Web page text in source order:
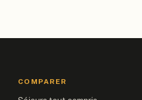
COMPARER